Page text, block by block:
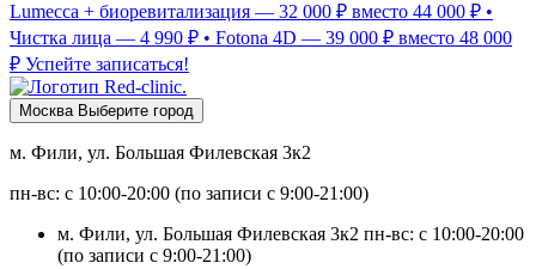
Lumecca + биоревитализация — 32 000 ₽ вместо 44 000 ₽ •
Чистка лица — 4 990 ₽ • Fotona 4D — 39 000 ₽ вместо 48 000
₽ Успейте записаться!
Москва Выберите город
м. Фили, ул. Большая Филевская 3к2
пн-вс: с 10:00-20:00 (по записи с 9:00-21:00)
м. Фили, ул. Большая Филевская 3к2 пн-вс: с 10:00-20:00
(по записи с 9:00-21:00)